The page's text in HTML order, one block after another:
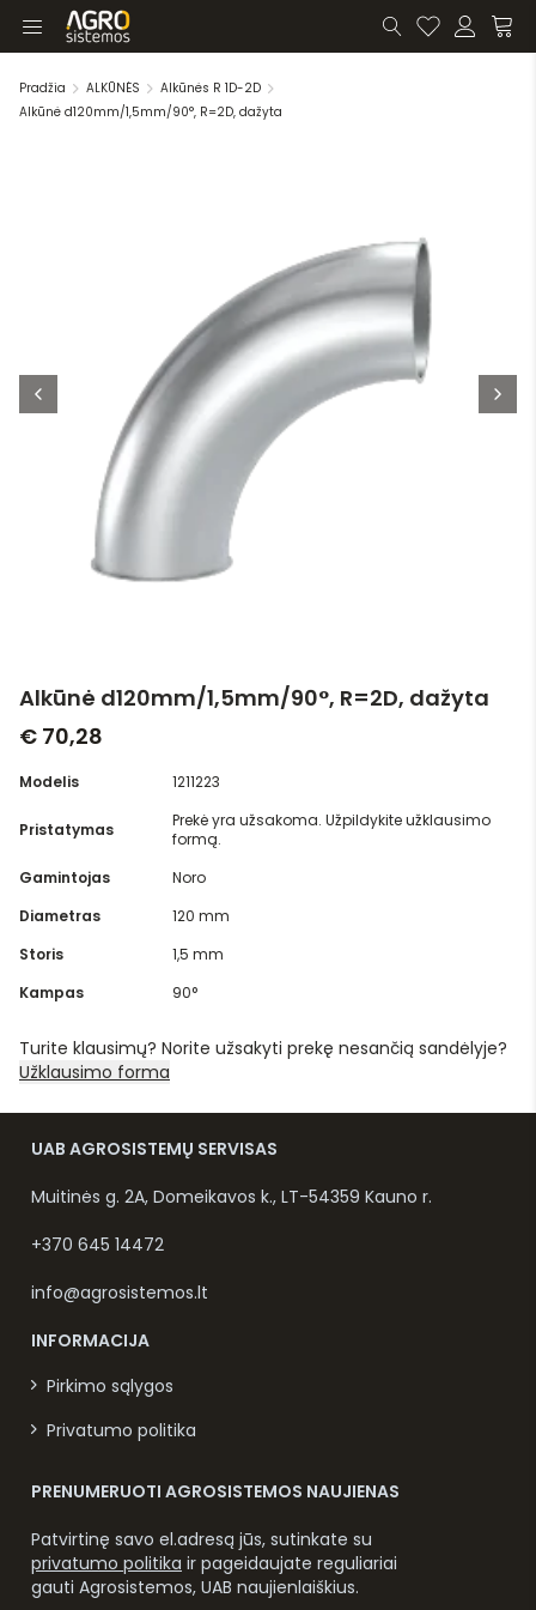
Pradžia ALKŪNĖS
Alkūnės R 1D-2D
Alkūnė d120mm/1,5mm/90°, R=2D, dažyta
Alkūnė d120mm/1,5mm/90°, R=2D, dažyta
€ 70,28
Modelis 1211223
Pristatymas
Prekė yra užsakoma. Užpildykite užklausimo
formą.
Gamintojas
Noro
Diametras
120 mm
Storis
1,5 mm
Kampas
90°
Turite klausimų? Norite užsakyti prekę nesančią sandėlyje?
Užklausimo forma
UAB AGROSISTEMŲ SERVISAS
Muitinės g. 2A, Domeikavos k., LT-54359 Kauno r.
+370 645 14472
info@agrosistemos.lt
INFORMACIJA
Pirkimo sąlygos
Privatumo politika
PRENUMERUOTI AGROSISTEMOS NAUJIENAS
Patvirtinę savo el.adresą jūs, sutinkate su
privatumo politika ir pageidaujate reguliariai
gauti Agrosistemos, UAB naujienlaiškius.